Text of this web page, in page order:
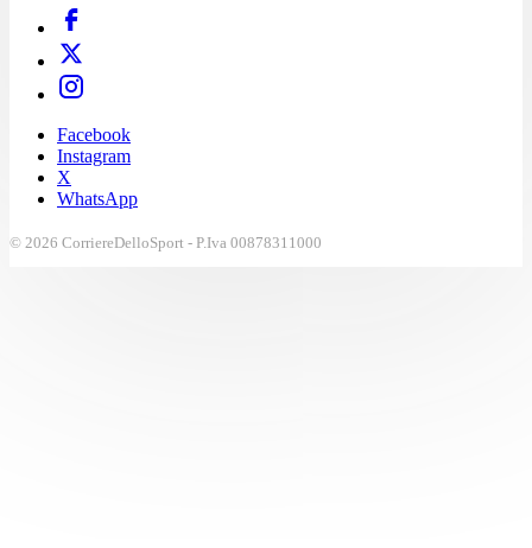
Facebook
Instagram
X
WhatsApp
© 2026 CorriereDelloSport - P.Iva 00878311000